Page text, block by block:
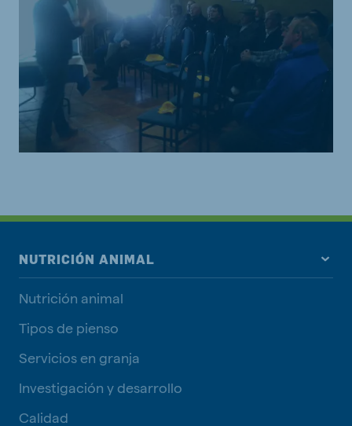
NUTRICIÓN ANIMAL
Nutrición animal
Tipos de pienso
Servicios en granja
Investigación y desarrollo
Calidad